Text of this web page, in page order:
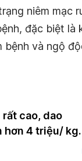
niêm mạc
đặc biệt là
bệnh và ngộ
cao, dao
hơn 4 triệu/ kg.